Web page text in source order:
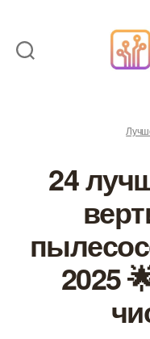
24
2025